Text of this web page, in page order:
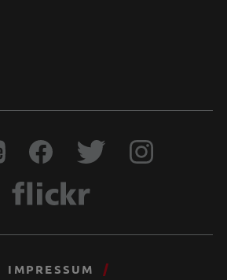
IMPRESSUM